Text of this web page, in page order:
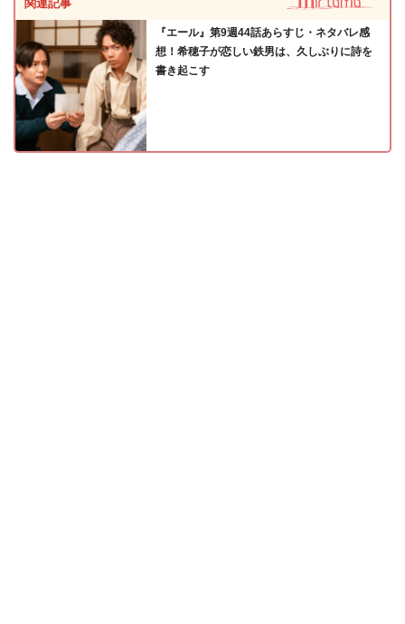
関連記事
『エール』第9週44話あらすじ・ネタバレ感
想！希穂子が恋しい鉄男は、久しぶりに詩を
書き起こす